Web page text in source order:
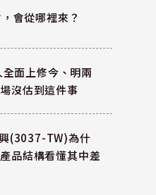
會從哪裡來？
面上修今、明兩
沒估到這件事
(3037-TW)為什
品結構看懂其中差